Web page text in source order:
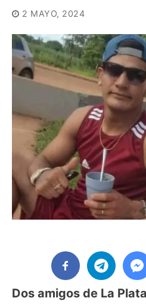
2 MAYO, 2024
Dos amigos de La